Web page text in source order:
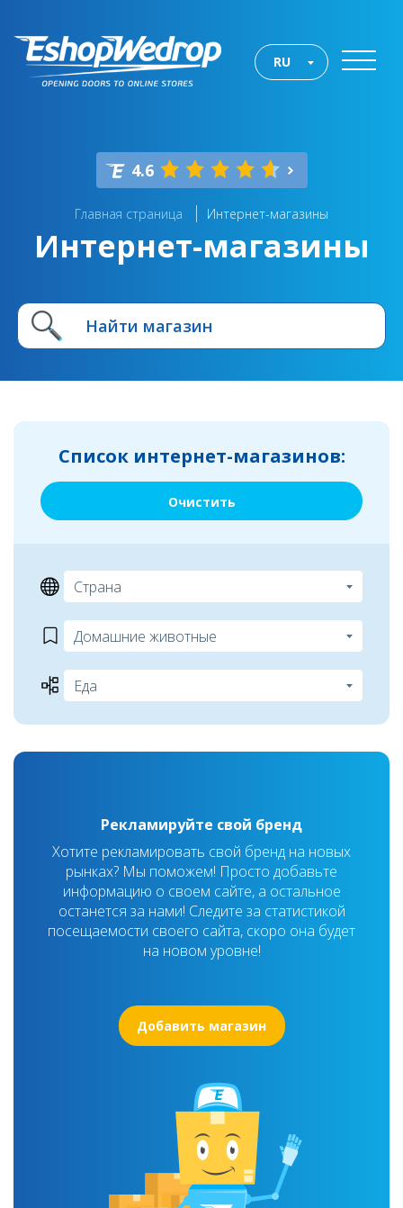
RU
4.6
Главная страница Интернет-магазины
Интернет-магазины
Список интернет-магазинов:
Очистить
Рекламируйте свой бренд
Хотите рекламировать свой бренд на новых
рынках? Мы поможем! Просто добавьте
информацию о своем сайте, а остальное
останется за нами! Следите за статистикой
посещаемости своего сайта, скоро она будет
на новом уровне!
Добавить магазин